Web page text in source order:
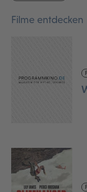
Filme entdecken